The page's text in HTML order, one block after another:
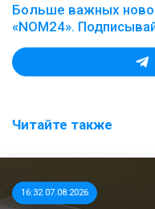
Больше важных
«NOM24».
Читайте также
16:32 07.08.2026